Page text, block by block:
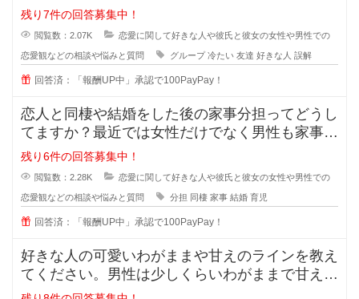
階で、2人だとまだぎこちないから
残り7件の回答募集中！
閲覧数：2.07K 恋愛に関して好きな人や彼氏と彼女の女性や男性での
恋愛観などの相談や悩みと質問 グループ 冷たい 友達 好きな人 誤解
回答済：「報酬UP中」承認で100PayPay！
恋人と同棲や結婚をした後の家事分担ってどうし
てますか？最近では女性だけでなく男性も家事を
やろうみたいな風潮がある時代です
残り6件の回答募集中！
閲覧数：2.28K 恋愛に関して好きな人や彼氏と彼女の女性や男性での
恋愛観などの相談や悩みと質問 分担 同棲 家事 結婚 育児
回答済：「報酬UP中」承認で100PayPay！
好きな人の可愛いわがままや甘えのラインを教え
てください。男性は少しくらいわがままで甘えて
くれる女性が好きと言いますが、あ